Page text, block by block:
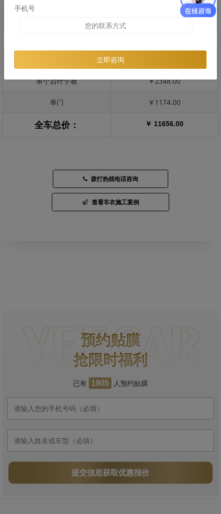
￥2476.00
单个后叶子板 ￥2348.00
单门 ￥1174.00
全车总价： ￥ 11656.00
拨打热线电话咨询
查看车衣施工案例
预约贴膜
抢限时福利
已有 1905 人预约贴膜
提交信息获取优惠报价
手机号
立即咨询